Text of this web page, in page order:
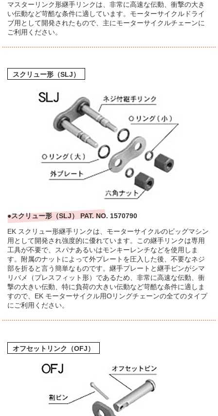
マスターリンク形継手リンクは、非常に高速な伝動、衝撃の大き
い伝動など苛酷な条件に適しています。モーターサイクルドライ
ブ用として開発されたもので、主にモーターサイクルチェーンに
ご利用ください。
スクリュー形（SLJ）
●スクリュー形（SLJ） PAT. NO. 1570790
EK スクリュー形継手リンクは、モーターサイクルのビッグマシン
用として開発され強度的に優れています。この継手リンクは専用
工具が不要で、スパナあるいはモンキーレンチなどを使用しま
す。附属のナットによって外プレートを圧入した後、不要なネジ
部を折ると言う簡単なものです。継手プレートと継手ピンがシマ
リバメ（プレスフィット形）であるため、非常に高速な伝動、衝
撃の大きい伝動、特に負荷の大きい伝動など苛酷な条件に適しま
すので、EK モーターサイクル用Oリングチェーンの全てのタイプ
にご利用ください。
オフセットリンク（OFJ）